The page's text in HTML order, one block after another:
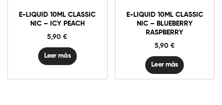
E-LIQUID 10ML CLASSIC
NIC – ICY PEACH
5,90€
Leer más
E-LIQUID 10ML CLASSIC
NIC – BLUEBERRY
RASPBERRY
5,90 €
Leer más